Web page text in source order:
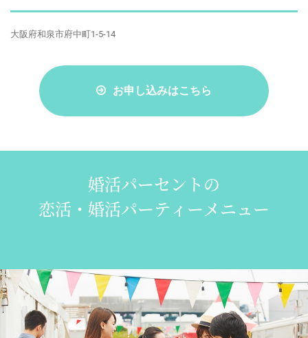
大阪府和泉市府中町1-5-14
お申し込みはこちら
婚活パーセントの
恋活・婚活パーティーメニュー